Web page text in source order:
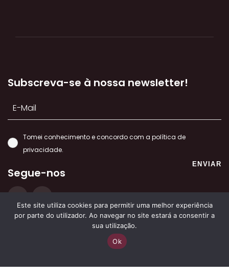
Subscreva-se à nossa newsletter!
ENVIAR
Tomei conhecimento e concordo com a política de
privacidade.
Segue-nos
Notícias
Este site utiliza cookies para permitir uma melhor experiência
por parte do utilizador. Ao navegar no site estará a consentir a
sua utilização.
Ok